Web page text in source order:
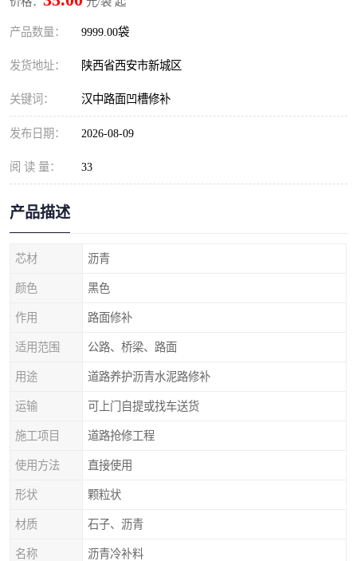
产品数量： 9999.00袋
发货地址： 陕西省西安市新城区
关键词： 汉中路面凹槽修补
发布日期： 2026-08-09
阅 读 量： 33
产品描述
芯材 沥青
颜色 黑色
作用 路面修补
适用范围 公路、桥梁、路面
用途 道路养护沥青水泥路修补
运输 可上门自提或找车送货
施工项目 道路抢修工程
使用方法 直接使用
形状 颗粒状
材质 石子、沥青
名称 沥青冷补料